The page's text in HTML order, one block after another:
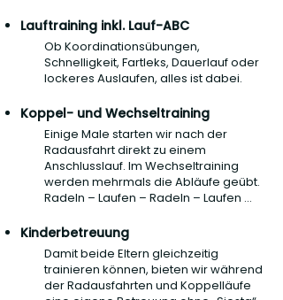
Lauftraining inkl. Lauf-ABC
Ob Koordinationsübungen,
Schnelligkeit, Fartleks, Dauerlauf oder
lockeres Auslaufen, alles ist dabei.
Koppel- und Wechseltraining
Einige Male starten wir nach der
Radausfahrt direkt zu einem
Anschlusslauf. Im Wechseltraining
werden mehrmals die Abläufe geübt.
Radeln – Laufen – Radeln – Laufen …
Kinderbetreuung
Damit beide Eltern gleichzeitig
trainieren können, bieten wir während
der Radausfahrten und Koppelläufe